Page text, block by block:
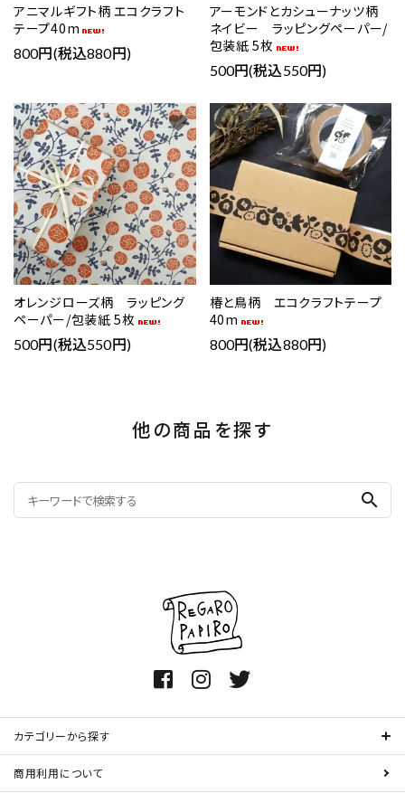
アニマルギフト柄 エコクラフト
テープ40m
800円(税込880円)
アーモンドとカシューナッツ柄
ネイビー ラッピングペーパー/
包装紙 5枚
500円(税込550円)
オレンジローズ柄 ラッピング
ペーパー/包装紙 5枚
500円(税込550円)
favorite
椿と鳥柄 エコクラフトテープ
40m
800円(税込880円)
favorite
他の商品を探す
search
カテゴリーから探す
商用利用について